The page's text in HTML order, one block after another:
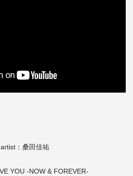
artist：桑田佳祐
YOU -NOW & FOREVER-